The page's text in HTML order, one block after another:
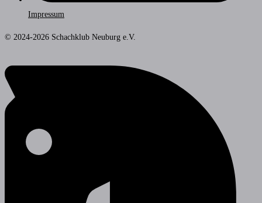
Impressum
© 2024-2026 Schachklub Neuburg e.V.